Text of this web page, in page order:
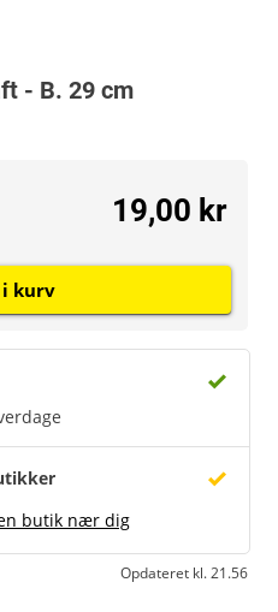
- B. 29 cm
butik nær dig
Opdateret kl. 21.56
19,00 kr
kurv